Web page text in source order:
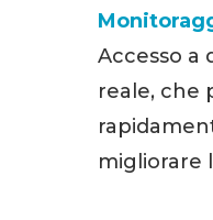
Accesso a
reale, che
migliorare